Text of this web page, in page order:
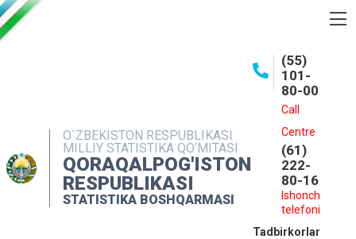
O`ZBEKISTON RESPUBLIKASI
MILLIY STATISTIKA QO‘MITASI
QORAQALPOG'ISTON
RESPUBLIKASI
STATISTIKA BOSHQARMASI
(55)
101-
80-00
Call
Centre
(61)
222-
80-16
Ishonch
telefoni
Tadbirkorlar
INTERAKTIV XIZMATLAR
MATBUOT XIZMATI
MUROJAATLAR